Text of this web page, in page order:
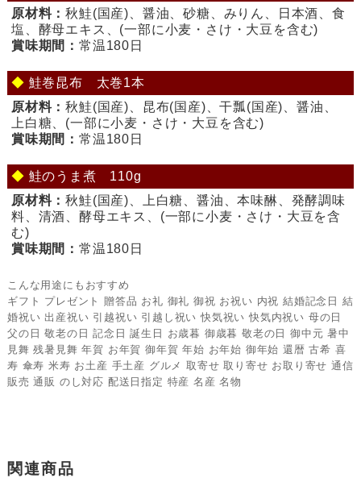
原材料：秋鮭(国産)、醤油、砂糖、みりん、日本酒、食
塩、酵母エキス、(一部に小麦・さけ・大豆を含む)
賞味期間： 常温180日
◆ 鮭巻昆布 太巻1本
原材料：秋鮭(国産)、昆布(国産)、干瓢(国産)、醤油、
上白糖、(一部に小麦・さけ・大豆を含む)
賞味期間： 常温180日
◆ 鮭のうま煮 110g
原材料：秋鮭(国産)、上白糖、醤油、本味醂、発酵調味
料、清酒、酵母エキス、(一部に小麦・さけ・大豆を含
む)
賞味期間： 常温180日
こんな用途にもおすすめ
ギフト プレゼント 贈答品 お礼 御礼 御祝 お祝い 内祝 結婚記念日 結
婚祝い 出産祝い 引越祝い 引越し祝い 快気祝い 快気内祝い 母の日
父の日 敬老の日 記念日 誕生日 お歳暮 御歳暮 敬老の日 御中元 暑中
見舞 残暑見舞 年賀 お年賀 御年賀 年始 お年始 御年始 還暦 古希 喜
寿 傘寿 米寿 お土産 手土産 グルメ 取寄せ 取り寄せ お取り寄せ 通信
販売 通販 のし対応 配送日指定 特産 名産 名物
関連商品